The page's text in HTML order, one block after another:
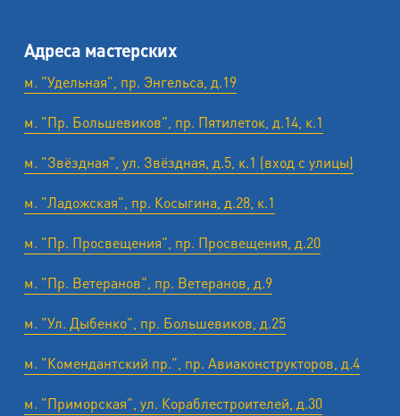
Адреса мастерских
м. "Удельная", пр. Энгельса, д.19
м. "Пр. Большевиков", пр. Пятилеток, д.14, к.1
м. "Звёздная", ул. Звёздная, д.5, к.1 (вход с улицы)
м. "Ладожская", пр. Косыгина, д.28, к.1
м. "Пр. Просвещения", пр. Просвещения, д.20
м. "Пр. Ветеранов", пр. Ветеранов, д.9
м. "Ул. Дыбенко", пр. Большевиков, д.25
м. "Комендантский пр.", пр. Авиаконструкторов, д.4
м. "Приморская", ул. Кораблестроителей, д.30